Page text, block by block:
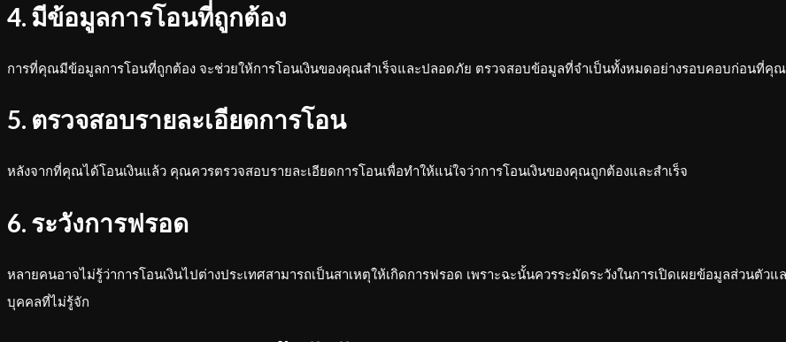
4. มีข้อมูลการโอนที่ถูกต้อง
การที่คุณมีข้อมูลการโอนที่ถูกต้อง จะช่วยให้การโอนเงินของคุณสำเร็จและปลอดภัย ตรวจสอบข้อมูลที่จำเป็นทั้งหมดอย่างรอบคอบก่อนที่คุณ
5. ตรวจสอบรายละเอียดการโอน
หลังจากที่คุณได้โอนเงินแล้ว คุณควรตรวจสอบรายละเอียดการโอนเพื่อทำให้แน่ใจว่าการโอนเงินของคุณถูกต้องและสำเร็จ
6. ระวังการฟรอด
หลายคนอาจไม่รู้ว่าการโอนเงินไปต่างประเทศสามารถเป็นสาเหตุให้เกิดการฟรอด เพราะฉะนั้นควรระมัดระวังในการเปิดเผยข้อมูลส่วนตัวแ
บุคคลที่ไม่รู้จัก